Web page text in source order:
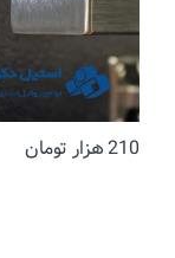
210هزار تومان